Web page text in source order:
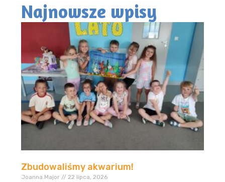
Najnowsze wpisy
Zbudowaliśmy akwarium!
Joanna.Major 22 lipca, 2026